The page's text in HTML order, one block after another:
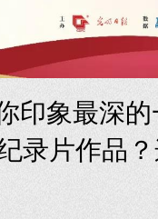
印象最深
录片作品